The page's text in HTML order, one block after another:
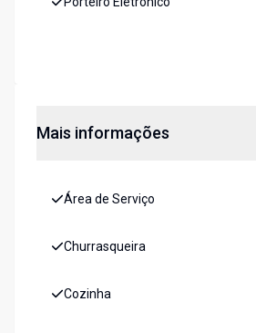
Mais informações
Área de Serviço
Churrasqueira
Cozinha